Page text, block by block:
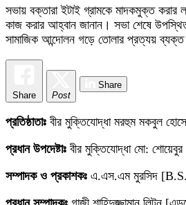
সভায় বক্তারা ইটাই গ্রামকে মাদকমুক্ত করার
কাজ করার আহ্বান জানান। সভা শেষে উপস্থিত
সামাজিক আন্দোলন গড়ে তোলার প্রত্যয়
Share Post
Share
প্রতিষ্ঠাতাঃ বীর মুক্তিযোদ্ধা মরহুম মকবুল
প্রধান উপদেষ্টাঃ বীর মুক্তিযোদ্ধা মো:
সম্পাদক ও প্রকাশকঃ এ.এস.এম মুরসিদ